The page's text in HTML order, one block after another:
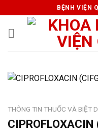
to
content
BỆNH VIỆN
THÔNG TIN THUỐC VÀ BIỆT